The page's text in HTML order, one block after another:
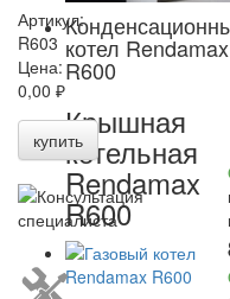
котел Rendamax
R600
Крышная
котельная
Rendamax
R600
Артикул:
R603
Цена:
0,00 ₽
купить